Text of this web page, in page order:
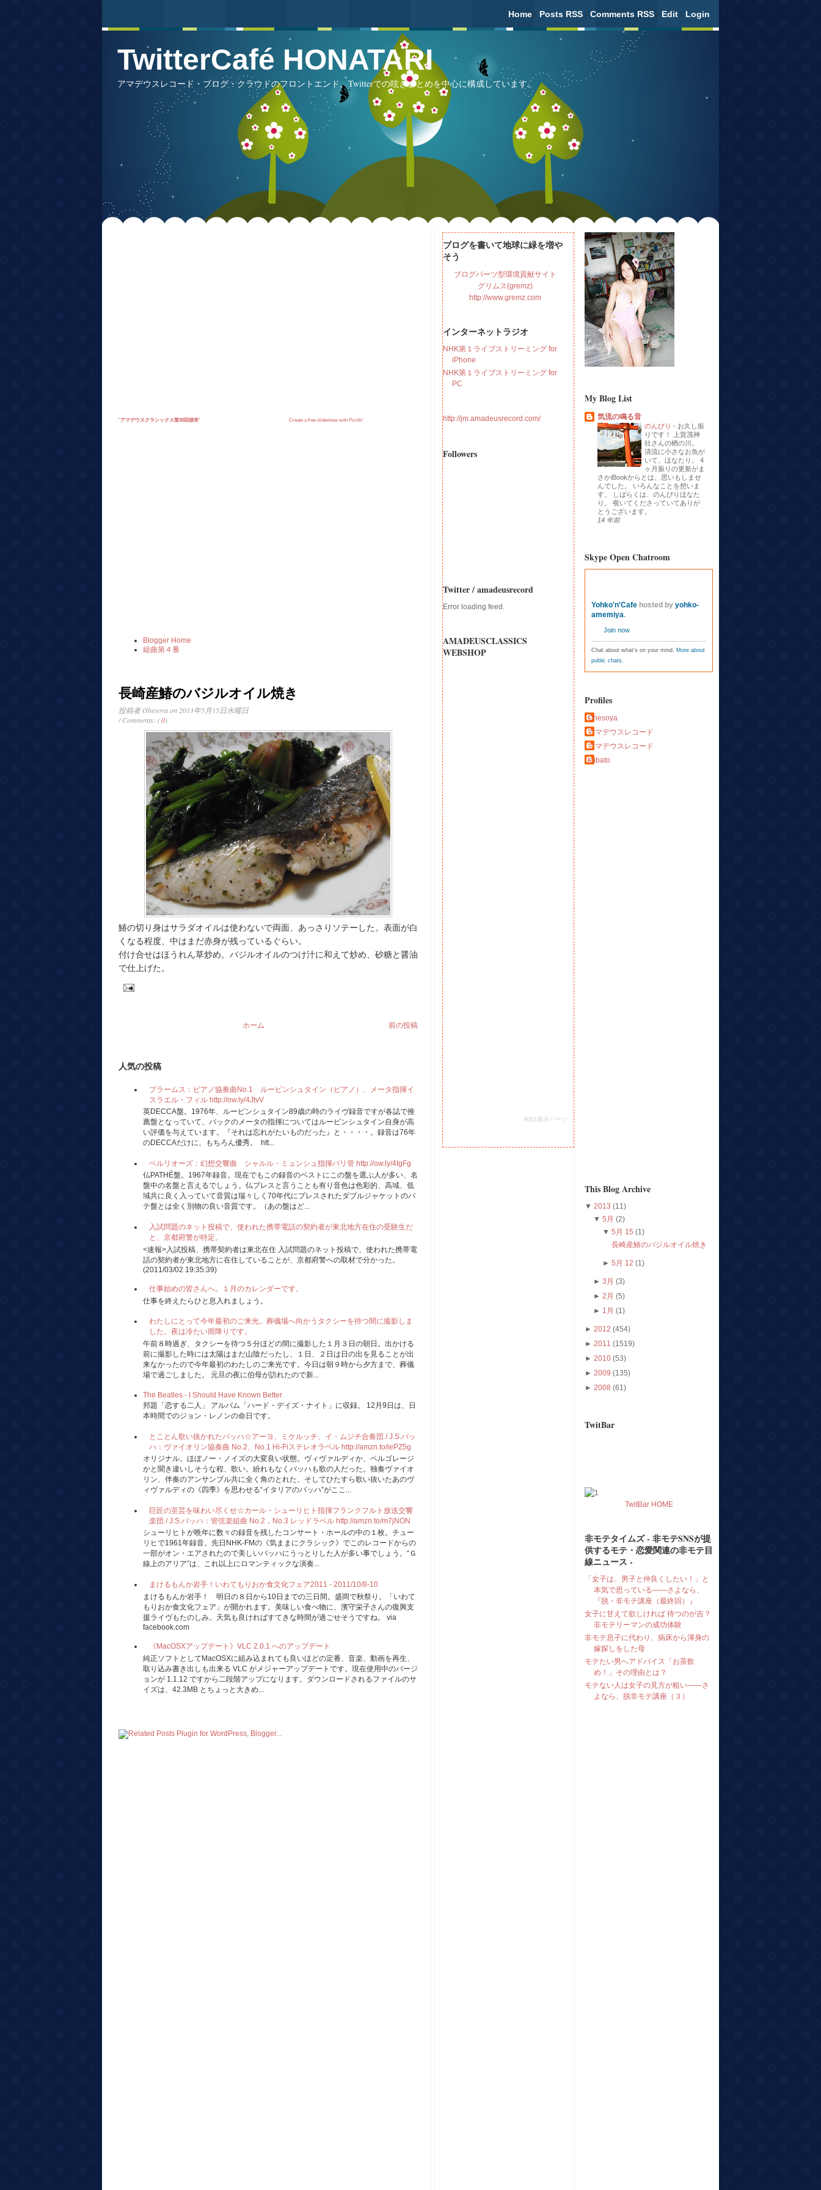
Home / Posts RSS / Comments RSS / Edit / Login
TwitterCafé HONATARI
アマデウスレコード・ブログ・クラウドのフロントエンド。Twitterでの呟きまとめを中心に構成しています。
"アマデウスクラシックス第30回頒布" Create a free slideshow with Picnik!
Blogger Home
組曲第４番
長崎産鰆のバジルオイル焼き
投稿者Ohesoyaon 2013年5月15日水曜日
/ Comments: (0)
鰆の切り身はサラダオイルは使わないで両面、あっさりソテーした。表面が白
くなる程度、中はまだ赤身が残っているぐらい。
付け合せはほうれん草炒め。バジルオイルのつけ汁に和えて炒め、砂糖と醤油
で仕上げた。
前の投稿
ホーム
人気の投稿
ブラームス：ピアノ協奏曲No.1 ルービンシュタイン（ピアノ）、メータ指揮イ
スラエル・フィル http://ow.ly/4JtvV
英DECCA盤。1976年、ルービンシュタイン89歳の時のライヴ録音ですが各誌で推
薦盤となっていて、バックのメータの指揮についてはルービンシュタイン自身が高
い評価を与えています。『それは忘れがたいものだった』と・・・・。録音は76年
のDECCAだけに、もちろん優秀。 htt...
ベルリオーズ：幻想交響曲 シャルル・ミュンシュ指揮パリ管 http://ow.ly/4IgFg
仏PATHÉ盤。1967年録音。現在でもこの録音のベストにこの盤を選ぶ人が多い、名
盤中の名盤と言えるでしょう。仏プレスと言うことも有り音色は色彩的、高域、低
域共に良く入っていて音質は瑞々しく70年代にプレスされたダブルジャケットのパ
テ盤とは全く別物の良い音質です。（あの盤はど...
入試問題のネット投稿で、使われた携帯電話の契約者が東北地方在住の受験生だ
と、京都府警が特定。
<速報>入試投稿、携帯契約者は東北在住 入試問題のネット投稿で、使われた携帯電
話の契約者が東北地方に在住していることが、京都府警への取材で分かった。
(2011/03/02 19:35:39)
仕事始めの皆さんへ。１月のカレンダーです。
仕事を終えたらひと息入れましょう。
わたしにとって今年最初のご来光。葬儀場へ向かうタクシーを待つ間に撮影しま
した。夜は冷たい雨降りです。
午前８時過ぎ、タクシーを待つ５分ほどの間に撮影した１月３日の朝日。出かける
前に撮影した時には太陽はまだ山陰だったし、１日、２日は日の出を見ることが出
来なかったので今年最初のわたしのご来光です。今日は朝９時から夕方まで、葬儀
場で過ごしました。 元旦の夜に伯母が訪れたので新...
The Beatles - I Should Have Known Better
邦題「恋する二人」 アルバム「ハード・デイズ・ナイト」に収録。 12月9日は、日
本時間でのジョン・レノンの命日です。
とことん歌い抜かれたバッハ☆アーヨ、ミケルッチ、イ・ムジチ合奏団 / J.S.バッ
ハ：ヴァイオリン協奏曲 No.2、No.1 Hi-Fiステレオラベル http://amzn.to/iePZ5g
オリジナル。ほぼノー・ノイズの大変良い状態。ヴィヴァルディか、ペルゴレージ
かと聞き違いしそうな程、歌い。紛れもなくバッハも歌の人だった。独奏ヴァイオ
リン、伴奏のアンサンブル共に全く角のとれた、そしてひたすら歌い抜いたあのヴ
ィヴァルディの《四季》を思わせる“イタリアのバッハ”がここ...
巨匠の至芸を味わい尽くせ☆カール・シューリヒト指揮フランクフルト放送交響
楽団 / J.S.バッハ：管弦楽組曲 No.2，No.3 レッドラベル http://amzn.to/m7jNON
シューリヒトが晩年に数々の録音を残したコンサート・ホールの中の１枚。チュー
リヒで1961年録音。先日NHK-FMの《気ままにクラシック》でこのレコードからの
一部がオン・エアされたので美しいバッハにうっとりした人が多い事でしょう。“Ｇ
線上のアリア”は、これ以上にロマンティックな演奏...
まけるもんか岩手！いわてもりおか食文化フェア2011 - 2011/10/8-10
まけるもんか岩手！ 明日の８日から10日までの三日間。盛岡で秋祭り。「いわて
もりおか食文化フェア」が開かれます。美味しい食べ物に、濱守栄子さんの復興支
援ライヴもたのしみ。天気も良ければすてきな時間が過ごせそうですね。 via
facebook.com
《MacOSXアップデート》VLC 2.0.1 へのアップデート
純正ソフトとしてMacOSXに組み込まれても良いほどの定番、音楽、動画を再生、
取り込み書き出しも出来る VLC がメジャーアップデートです。現在使用中のバージ
ョンが 1.1.12 ですから二段階アップになります。ダウンロードされるファイルのサ
イズは、42.3MB とちょっと大きめ...
My Blog List
気流の鳴る音
のんびり - お久し振
りです！ 上賀茂神
社さんの楢の川。
清流に小さなお魚が
いて、ほなたり。 4
ヶ月振りの更新がま
さかiBookからとは、思いもしませ
んでした。 いろんなことを想いま
す。 しばらくは、のんびりほなた
り。 覗いてくださっていてありが
とうございます。
14 年前
Skype Open Chatroom
Yohko'n'Cafe hosted by yohko-
amemiya.
Join now
Chat about what's on your mind. More about
public chats.
Profiles
Ohesoya
アマデウスレコード
アマデウスレコード
kobato
This Blog Archive
▼ 2013 (11)
▼5月(2)
▼ 5月 15 (1)
長崎産鰆のバジルオイル焼き
► 5月 12 (1)
►3月(3)
►2月(5)
► 1月(1)
► 2012 (454)
► 2011 (1519)
► 2010 (53)
► 2009 (135)
► 2008 (61)
TwitBar
TwitBar HOME
非モテタイムズ - 非モテSNSが提
供するモテ・恋愛関連の非モテ目
線ニュース -
「女子は、男子と仲良くしたい！」と
本気で思っている――さよなら、
『脱・非モテ講座（最終回）』
女子に甘えて欲しければ 待つのが吉？
非モテリーマンの成功体験
非モテ息子に代わり、病床から渾身の
嫁探しをした母
モテたい男へアドバイス「お茶飲
め！」その理由とは？
モテない人は女子の見方が粗い――さ
よなら、脱非モテ講座（３）
ブログを書いて地球に緑を増や
そう
ブログパーツ型環境貢献サイト
グリムス(gremz)
http://www.gremz.com
インターネットラジオ
NHK第１ライブストリーミング for
iPhone
NHK第１ライブストリーミング for
PC
http://jm.amadeusrecord.com/
Followers
Twitter / amadeusrecord
Error loading feed.
AMADEUSCLASSICS
WEBSHOP
RSS表示パーツ